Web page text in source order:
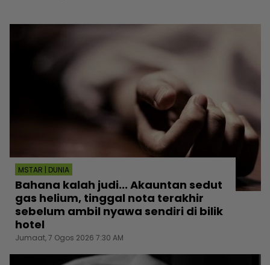
MSTAR | DUNIA
Bahana kalah judi... Akauntan sedut
gas helium, tinggal nota terakhir
sebelum ambil nyawa sendiri di bilik
hotel
Jumaat, 7 Ogos 2026 7:30 AM